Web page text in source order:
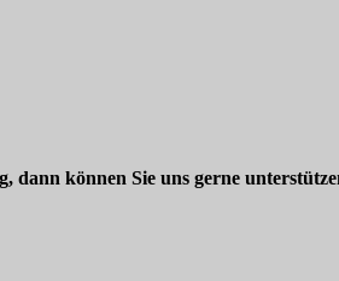
dann können Sie uns gerne